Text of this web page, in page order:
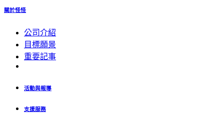
關於怪怪
公司介紹
目標願景
重要記事
活動與報導
支援服務